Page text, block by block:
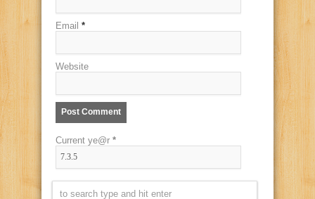
Email *
Website
Current ye@r *